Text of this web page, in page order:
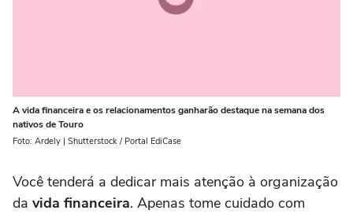
A vida financeira e os relacionamentos ganharão destaque na semana dos
nativos de Touro
Foto: Ardely | Shutterstock / Portal EdiCase
Você tenderá a dedicar mais atenção à organização
da vida financeira. Apenas tome cuidado com